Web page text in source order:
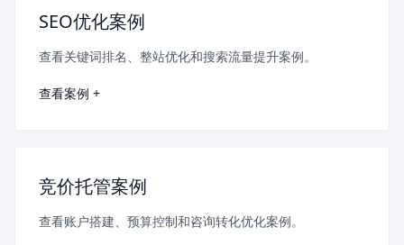
SEO优化案例
查看关键词排名、整站优化和搜索流量提升案例。
查看案例 +
竞价托管案例
查看账户搭建、预算控制和咨询转化优化案例。